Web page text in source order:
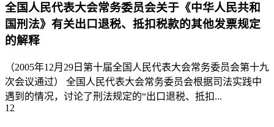
全国人民代表大会常务委员会关于《中华人民共和
国刑法》有关出口退税、抵扣税款的其他发票规定
的解释
（2005年12月29日第十届全国人民代表大会常务委员会第十九
次会议通过） 全国人民代表大会常务委员会根据司法实践中
遇到的情况，讨论了刑法规定的“出口退税、抵扣...
12